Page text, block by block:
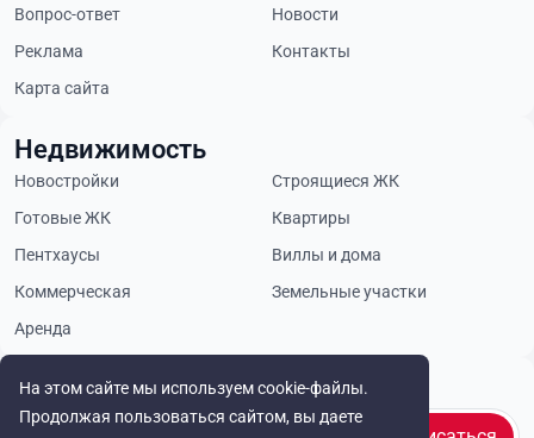
На этом сайте мы используем cookie-файлы.
Продолжая пользоваться сайтом, вы даете
Будьте в курсе
Вопрос-ответ
Новости
Реклама
Контакты
Карта сайта
Недвижимость
Новостройки
Строящиеся ЖК
Готовые ЖК
Квартиры
Пентхаусы
Виллы и дома
Коммерческая
Земельные участки
Аренда